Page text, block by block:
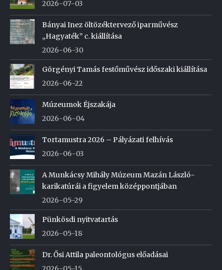
2026-07-03
Bányai Inez öltözéktervező iparművész
„Hagyaték” c. kiállítása
2026-06-30
Görgényi Tamás festőművész időszaki kiállítása
2026-06-22
Múzeumok Éjszakája
2026-06-04
Tortamustra 2026 – Pályázati felhívás
2026-06-03
A Munkácsy Mihály Múzeum Mazán László-
karikatúrái a figyelem középpontjában
2026-05-29
Pünkösdi nyitvatartás
2026-05-18
Dr. Ősi Attila paleontológus előadásai